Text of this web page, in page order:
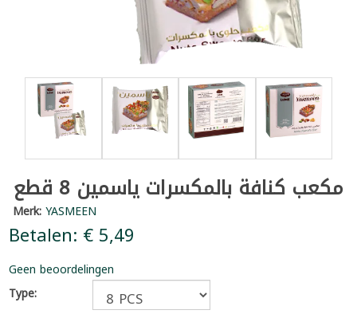
مكعب كنافة بالمكسرات ياسمين 8 قطع
Merk:YASMEEN
Betalen: € 5,49
Geen beoordelingen
Type: